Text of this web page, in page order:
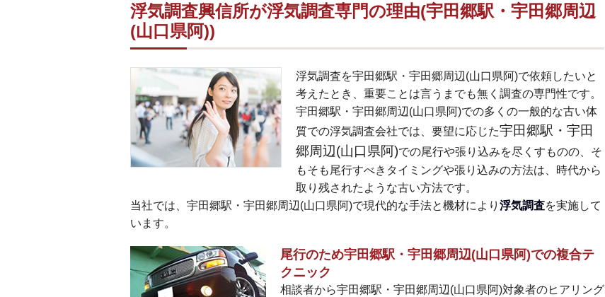
浮気調査興信所が浮気調査専門の理由(宇田郷駅・宇田郷周辺
(山口県阿))
浮気調査を宇田郷駅・宇田郷周辺(山口県阿)で依頼したいと
考えたとき、重要ことは言うまでも無く調査の専門性です。
宇田郷駅・宇田郷周辺(山口県阿)での多くの一般的な古い体
質での浮気調査会社では、要望に応じた宇田郷駅・宇田
郷周辺(山口県阿)での尾行や張り込みを尽くすものの、そ
もそも尾行すべきタイミングや張り込みの方法は、時代から
取り残されたような古い方法です。
当社では、宇田郷駅・宇田郷周辺(山口県阿)で現代的な手法と機材により 浮気調査を実施して
います。
尾行のため宇田郷駅・宇田郷周辺(山口県阿)での複合テ
クニック
相談者から宇田郷駅・宇田郷周辺(山口県阿)対象者のヒアリング